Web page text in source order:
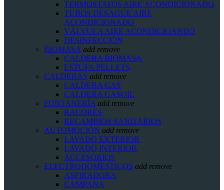
TERMOSTATOS AIRE ACONDICIONADO
TUBOS DESAGÜE AIRE
ACONDICIONADO
VÁLVULA AIRE ACONDICIOANDO
DESINFECCIÓN
BIOMASA add remove
CALDERA BIOMASA
ESTUFA PELLETS
CALDERAS add remove
CALDERA GAS
CALDERA GASOIL
FONTANERÍA add remove
RACORES
RECAMBIOS SANITARIOS
AUTOMOCIÓN add remove
LAVADO EXTERIOR
LAVADO INTERIOR
ACCESORIOS
ELECTRODOMESTICOS add remove
ASPIRADORA
CAMPANA